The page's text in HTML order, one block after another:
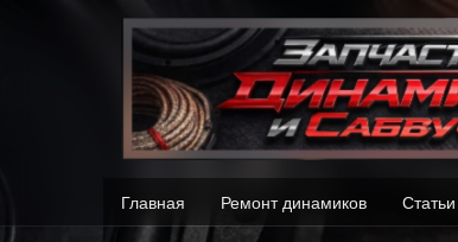
Главная Ремонт динамиков Статьи